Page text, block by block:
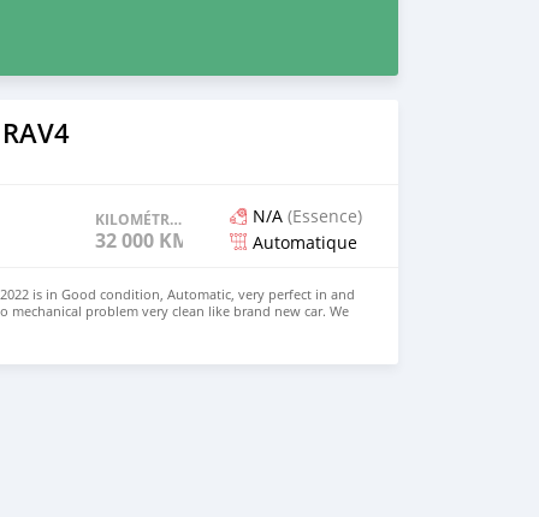
KILOMÉTRAGE
32 000 KM
N/A (Essence)
Automatique
is in Good condition, Automatic, very perfect in and
mechanical problem very clean like brand new car. We
Right Hand drive steering $8,000 USD CONTACT